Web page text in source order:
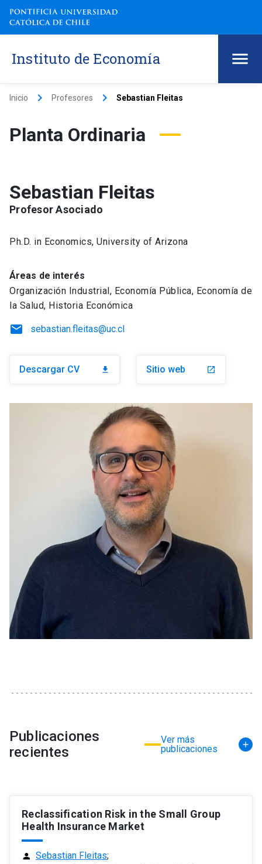
Instituto de Economía
Inicio keyboard_arrow_right Profesores keyboard_arrow_right Sebastian Fleitas
Planta Ordinaria
Sebastian Fleitas
Profesor Asociado
Ph.D. in Economics, University of Arizona
Áreas de interés
Organización Industrial, Economía Pública, Economía de
la Salud, Historia Económica
email sebastian.fleitas@uc.cl
Descargar CV download Sitio web launch
Publicaciones
recientes
Ver más
publicaciones
Reclassification Risk in the Small Group
Health Insurance Market
person Sebastian Fleitas;